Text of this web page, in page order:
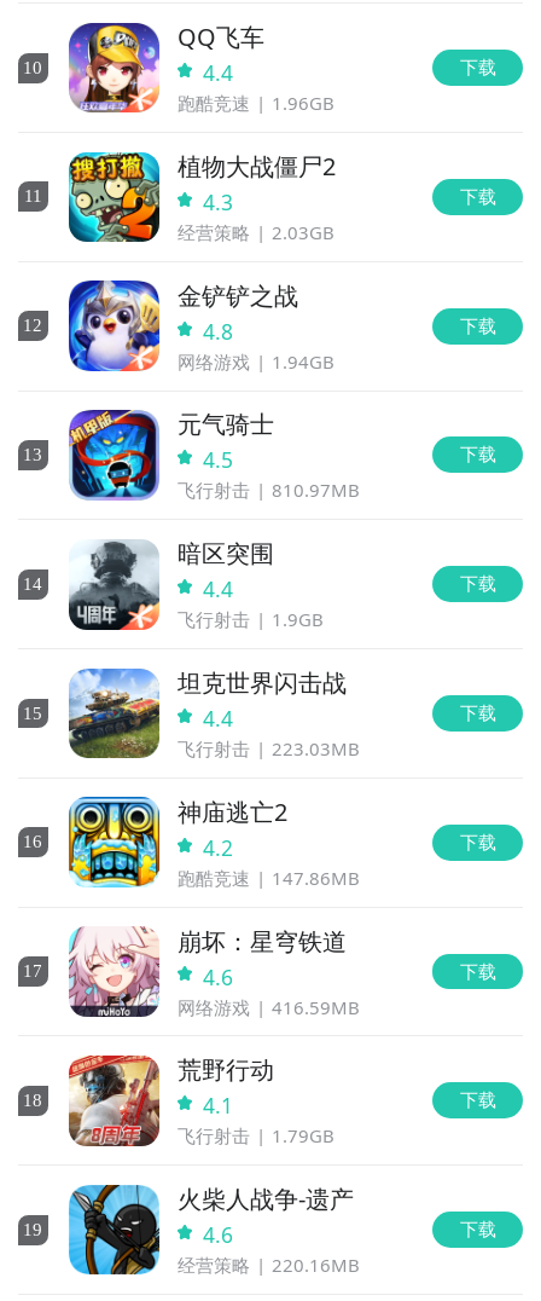
提前预约，赢288元公测金色礼包：
http://render-
ant.9game.cn/p/q/3f98df376/portal.html
10
QQ飞车
4.4
跑酷竞速 1.96GB
下载
11
植物大战僵尸2
4.3
经营策略 2.03GB
下载
12
金铲铲之战
4.8
网络游戏 1.94GB
下载
13
元气骑士
4.5
飞行射击 810.97MB
下载
14
暗区突围
4.4
飞行射击 1.9GB
下载
15
坦克世界闪击战
4.4
飞行射击 223.03MB
下载
16
神庙逃亡2
4.2
跑酷竞速 147.86MB
下载
17
崩坏：星穹铁道
4.6
网络游戏 416.59MB
下载
18
荒野行动
4.1
飞行射击 1.79GB
下载
19
火柴人战争-遗产
4.6
经营策略 220.16MB
下载